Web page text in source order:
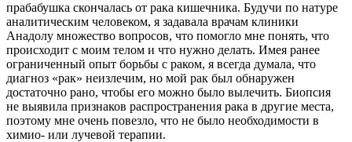
прабабушка скончалась от рака кишечника. Будучи по натуре
аналитическим человеком, я задавала врачам клиники
Анадолу множество вопросов, что помогло мне понять, что
происходит с моим телом и что нужно делать. Имея ранее
ограниченный опыт борьбы с раком, я всегда думала, что
диагноз «рак» неизлечим, но мой рак был обнаружен
достаточно рано, чтобы его можно было вылечить. Биопсия
не выявила признаков распространения рака в другие места,
поэтому мне очень повезло, что не было необходимости в
химио- или лучевой терапии.